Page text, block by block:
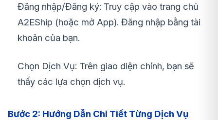
Đăng nhập/Đăng ký: Truy cập vào trang chủ
A2EShip (hoặc mở App). Đăng nhập bằng tài
khoản của bạn.
Chọn Dịch Vụ: Trên giao diện chính, bạn sẽ
thấy các lựa chọn dịch vụ.
Bước 2: Hướng Dẫn Chi Tiết Từng Dịch Vụ